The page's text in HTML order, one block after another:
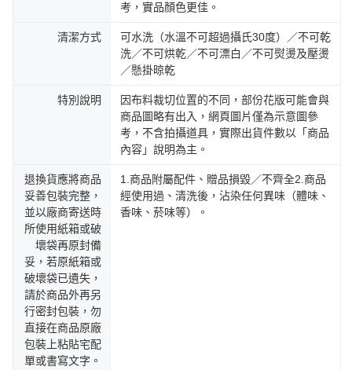
考，實品顏色更佳。
清潔方式
可水洗（水溫不可超過攝氏30度）／不可乾
洗／不可烘乾／不可漂白／不可熨燙及壓燙
／懸掛晾乾
特別說明
因布料裁切位置的不同，部份花版可能會與
商品圖略有出入，網頁圖片僅為示意圖參
考，不含拍攝道具，實際出貨件數以「商品
內容」說明為主。
退換貨應將商品
妥善包裝完整，
並以廠商寄送時
所使用紙箱或破
壞袋再原封備
妥，若原紙箱或
破壞袋已遺失，
請於商品外再另
行密封包裝，勿
直接在商品原廠
包裝上粘貼宅配
單或書寫文字。
1.商品附屬配件、贈品損毀／不齊全2.商品
經使用過、清洗後，沾染任何異味（體味、
香味、菸味等）。